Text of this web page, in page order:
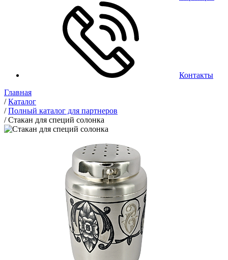
Контакты
Главная
/Каталог
/Полный каталог для партнеров
/Стакан для специй солонка